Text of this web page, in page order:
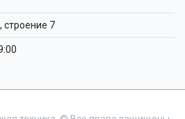
строение 7